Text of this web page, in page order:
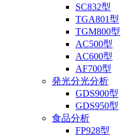
SC832型
TGA801型
TGM800型
AC500型
AC600型
AF700型
発光分光分析
GDS900型
GDS950型
食品分析
FP928型